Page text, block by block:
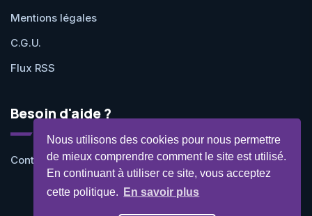
Nous utilisons des cookies pour nous permettre
de mieux comprendre comment le site est utilisé.
En continuant à utiliser ce site, vous acceptez
cette politique.
En savoir plus
Mentions légales
C.G.U.
Flux RSS
Besoin d'aide ?
Contactez-nous